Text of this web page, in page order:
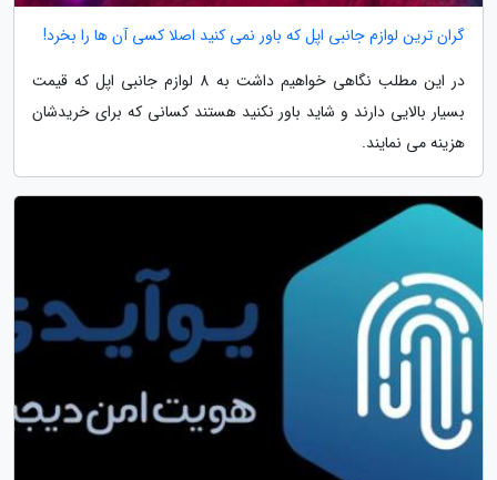
گران ترین لوازم جانبی اپل که باور نمی کنید اصلا کسی آن ها را بخرد!
در این مطلب نگاهی خواهیم داشت به 8 لوازم جانبی اپل که قیمت
بسیار بالایی دارند و شاید باور نکنید هستند کسانی که برای خریدشان
هزینه می نمایند.